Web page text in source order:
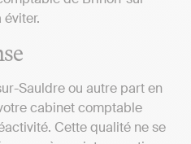
Sauldre ou autre part en
cabinet comptable
Cette qualité ne se